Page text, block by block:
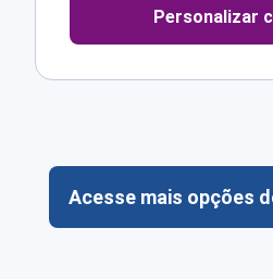
Personalizar
Acesse mais opções